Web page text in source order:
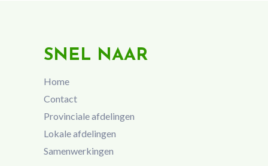
SNEL NAAR
Home
Contact
Provinciale afdelingen
Lokale afdelingen
Samenwerkingen